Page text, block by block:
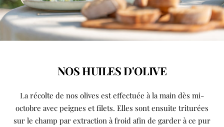
NOS HUILES D'OLIVE
La récolte de nos olives est effectuée à la main dès mi-
octobre avec peignes et filets. Elles sont ensuite triturées
sur le champ par extraction à froid afin de garder à ce pur